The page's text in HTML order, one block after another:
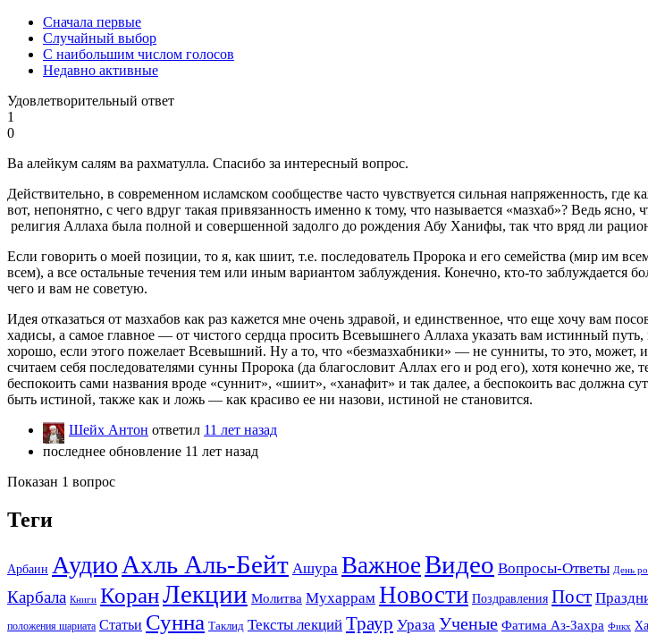
Сначала первые
Случайный выбор
С наибольшим числом голосов
Недавно активные
Удовлетворительный ответ
1
0
Ва алейкум салям ва рахматулла. Спасибо за интересный вопрос.
Действительно, в современном исламском сообществе часто чувствуется сильная напряженность,
вот, непонятно, с чего вдруг такая привязанность именно к тому, что называется «мазхаб»? Ведь
религия Аллаха была полной и совершенной задолго до рождения Абу Ханифы, так что вряд ли
Если говорить о моей позиции, то я, как шиит, т.е. последователь Пророка и его семейства (мир им
всем), а все остальные течения тем или иным вариантом заблуждения. Конечно, кто-то
чего и вам не советую.
Идея отказаться от мазхабов как раз кажется мне очень здравой, и единственное, что еще хочу вам
хадисы, а самое главное — от чистого сердца просить Всевышнего Аллаха указать вам истинный
хорошо, если этого пожелает Всевышний. Ну а то, что «безмазхабники» — не сунниты, то это,
считаем себя последователями сунны Пророка (да благословит Аллах его и род его), хотя конечно
беспокоить сами названия вроде «суннит», «шиит», «ханафит» и так далее, а беспокоить вас должна
быть истиной, также как и ложь — как красиво ее ни назови, истиной не становится.
Шейх Антон ответил 11 лет назад
последнее обновление 11 лет назад
Показан 1 вопрос
Теги
Арбаин Аудио Ахль Аль-Бейт Ашура ВажноеВидео Вопросы-Ответы День
Карбала Книги КоранЛекции Молитва Мухаррам Новости Поздравления Пост
положения шариата Статьи Сунна Таклид Тексты лекций Траур Ураза Ученые Фатима Аз-Захра Фикх